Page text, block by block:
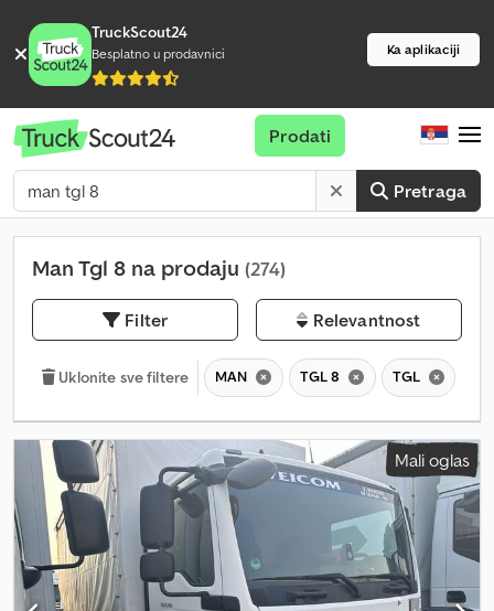
TruckScout24
Besplatno u prodavnici Ka aplikaciji
Pretraga
Prodati
Man Tgl 8 na prodaju (274)
Filter Relevantnost
Uklonite sve filtere MAN TGL 8 TGL
Mali oglas